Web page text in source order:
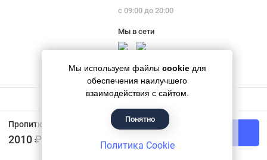
Пропитка декоративная для защиты древесины алкидная Dufa Woodtex рябина 3 л
2010 ₽
В корзину
Мы используем файлы cookie для
обеспечения наилучшего
взаимодействия с сайтом.
Понятно
Политика Cookie
с 09:00 до 20:00
Мы в сети
Гипермаркет красок «Банапал», 2018 - 2026